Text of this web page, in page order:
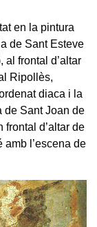
en la pintura
de Sant Esteve
al frontal d’altar
Ripollès,
diaca i la
de Sant Joan de
frontal d’altar de
amb l’escena de